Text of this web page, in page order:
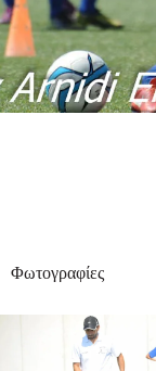
Φωτογραφίες